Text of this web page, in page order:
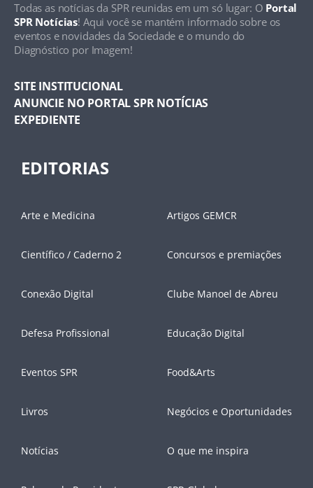
Todas as notícias da SPR reunidas em um só lugar: O Portal
SPR Notícias! Aqui você se mantém informado sobre os
eventos e novidades da Sociedade e o mundo do
Diagnóstico por Imagem!
SITE INSTITUCIONAL
ANUNCIE NO PORTAL SPR NOTÍCIAS
EXPEDIENTE
EDITORIAS
Arte e Medicina Artigos GEMCR
Científico / Caderno 2 Concursos e premiações
Conexão Digital Clube Manoel de Abreu
Defesa Profissional Educação Digital
Eventos SPR Food&Arts
Livros Negócios e Oportunidades
Notícias O que me inspira